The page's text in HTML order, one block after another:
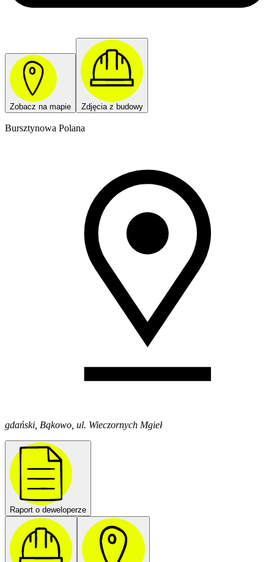
Zobacz na mapie Zdjęcia z budowy
Bursztynowa Polana
gdański, Bąkowo, ul. Wieczornych Mgieł
Raport o deweloperze